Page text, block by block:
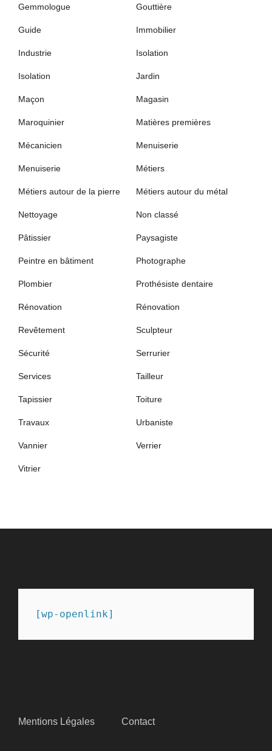
Gemmologue Gouttière
Guide Immobilier
Industrie Isolation
Isolation Jardin
Maçon Magasin
Maroquinier Matières premières
Mécanicien Menuiserie
Menuiserie Métiers
Métiers autour de la pierre Métiers autour du métal
Nettoyage Non classé
Pâtissier Paysagiste
Peintre en bâtiment Photographe
Plombier Prothésiste dentaire
Rénovation Rénovation
Revêtement Sculpteur
Sécurité Serrurier
Services Tailleur
Tapissier Toiture
Travaux Urbaniste
Vannier Verrier
Vitrier
[wp-openlink]
Mentions Légales Contact